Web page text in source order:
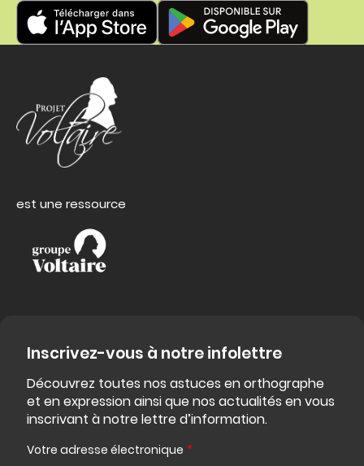
est une ressource
Inscrivez-vous à notre infolettre
Découvrez toutes nos astuces en orthographe
et en expression ainsi que nos actualités en vous
inscrivant à notre lettre d’information.
Votre adresse électronique *